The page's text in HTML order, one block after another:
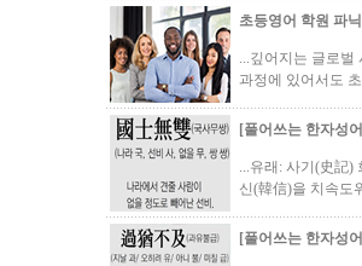
초등영어 학원 파
...깊어지는 글로벌
과정에 있어서도
[풀어쓰는 한자성
...유래: 사기(史記)
신(韓信)을 치속도
[풀어쓰는 한자성